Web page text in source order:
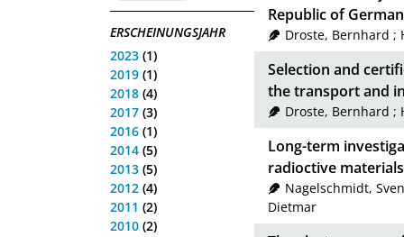
ERSCHEINUNGSJAHR
2023 (1)
2019 (1)
2018 (4)
2017 (3)
2016 (1)
2014 (5)
2013 (5)
2012 (4)
2011 (2)
2010 (2)
Republic of
Droste, Bernhard ;
Selection and
the transport and
Droste, Bernhard ;
Long-term
radioctive materials
Nagelschmidt, Sven
Dietmar